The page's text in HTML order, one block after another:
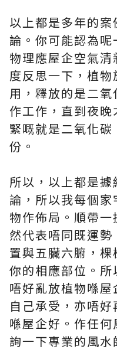
以上都是多年的
論。你可能認為
物理應屋企空氣
度反思一下，植
用，釋放的是二
作工作，直到夜
緊嘅就是二氧化
份。
所以，以上都是
論，所以我每個
物作佈局。順帶
然代表唔同既運
置與五臟六腑，
你的相應部位。
唔好亂放植物喺
自己承受，亦唔
喺屋企好。作任
詢一下專業的風水